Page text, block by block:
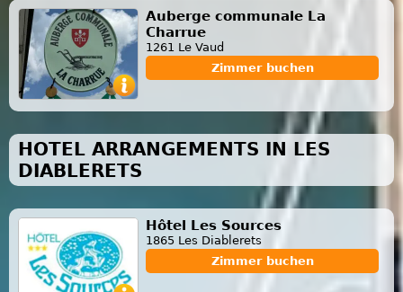
Auberge communale La
Charrue
1261 Le Vaud
Zimmer buchen
HOTEL ARRANGEMENTS IN LES
DIABLERETS
Hôtel Les Sources
1865 Les Diablerets
Zimmer buchen